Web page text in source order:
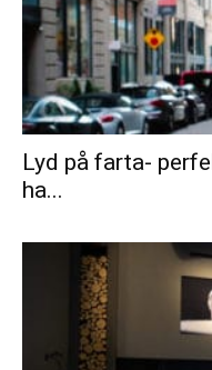
Lyd på farta-
ha...